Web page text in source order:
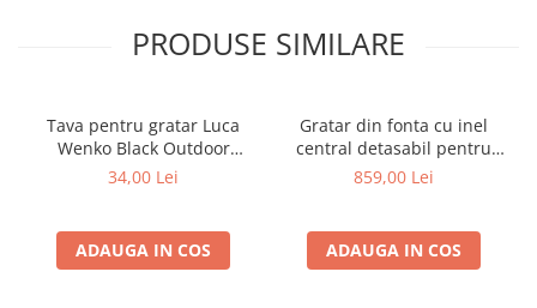
PRODUSE SIMILARE
Tava pentru gratar Luca
Wenko Black Outdoor
Kitchen 55101100
34,00 Lei
ADAUGA IN COS
Gratar din fonta cu inel
central detasabil pentru
BroilChef Paramount 540
859,00 Lei
ADAUGA IN COS